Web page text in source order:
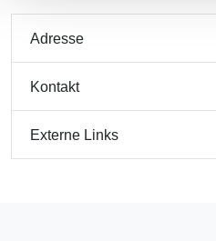
Adresse
Kontakt
Externe Links